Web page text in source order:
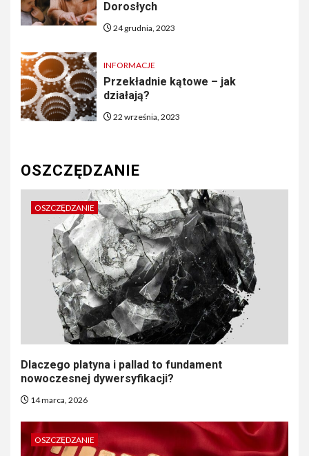
Dorosłych
24 grudnia, 2023
INFORMACJE
Przekładnie kątowe – jak
działają?
22 września, 2023
OSZCZĘDZANIE
OSZCZĘDZANIE
Dlaczego platyna i pallad to fundament
nowoczesnej dywersyfikacji?
14 marca, 2026
OSZCZĘDZANIE